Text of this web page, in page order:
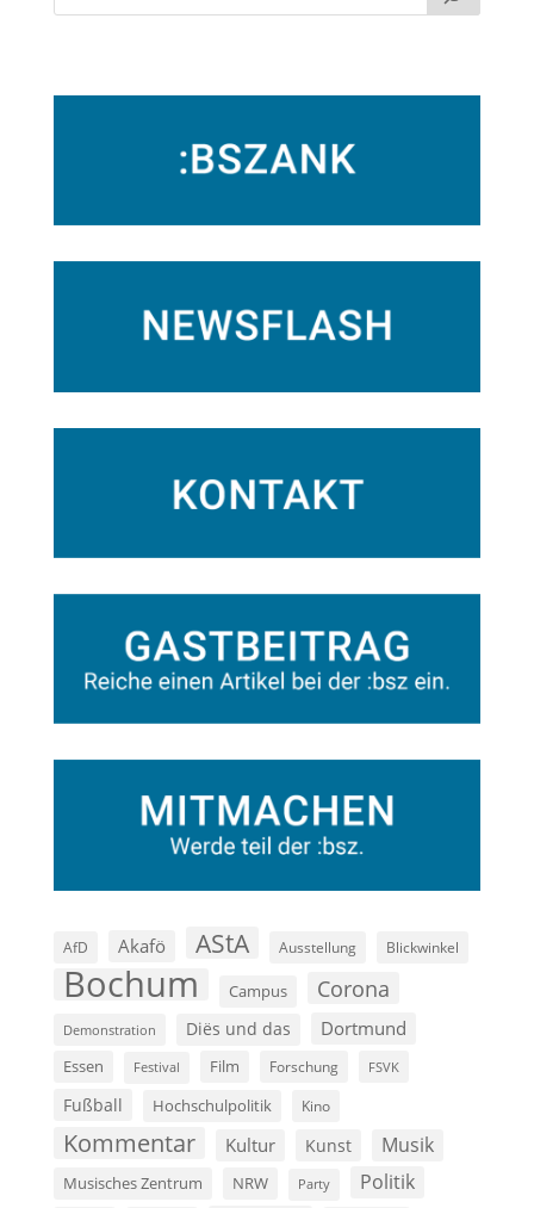
AfD Akafö AStA Ausstellung Blickwinkel
Bochum Campus Corona
Demonstration Diës und das Dortmund
Essen Festival Film Forschung FSVK
Fußball Hochschulpolitik Kino
Kommentar Kultur Kunst Musik
Musisches Zentrum NRW Party Politik